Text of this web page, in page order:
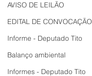
AVISO DE LEILÃO
EDITAL DE CONVOCAÇÃO
Informe - Deputado Tito
Balanço ambiental
Informes - Deputado Tito